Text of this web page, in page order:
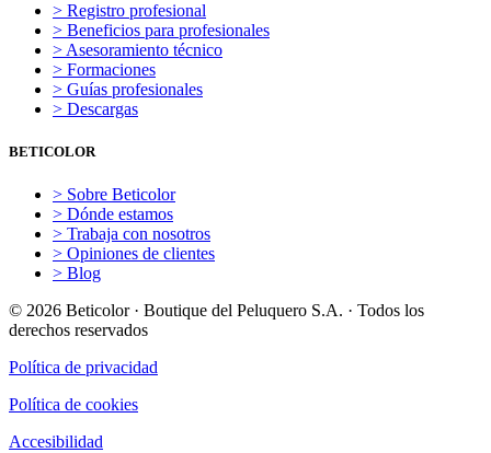
> Registro profesional
> Beneficios para profesionales
> Asesoramiento técnico
> Formaciones
> Guías profesionales
> Descargas
BETICOLOR
> Sobre Beticolor
> Dónde estamos
> Trabaja con nosotros
> Opiniones de clientes
> Blog
© 2026 Beticolor · Boutique del Peluquero S.A. · Todos los
derechos reservados
Política de privacidad
Política de cookies
Accesibilidad